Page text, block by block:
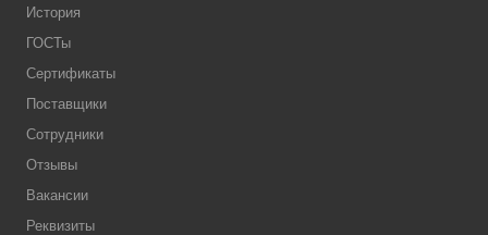
История
ГОСТы
Сертификаты
Поставщики
Сотрудники
Отзывы
Вакансии
Реквизиты